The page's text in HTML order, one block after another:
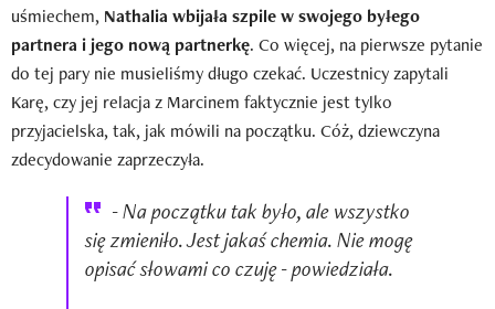
uśmiechem, Nathalia wbijała szpile w swojego byłego
partnera i jego nową partnerkę. Co więcej, na pierwsze pytanie
do tej pary nie musieliśmy długo czekać. Uczestnicy zapytali
Karę, czy jej relacja z Marcinem faktycznie jest tylko
przyjacielska, tak, jak mówili na początku. Cóż, dziewczyna
zdecydowanie zaprzeczyła.
- Na początku tak było, ale wszystko
się zmieniło. Jest jakaś chemia. Nie mogę
opisać słowami co czuję - powiedziała.